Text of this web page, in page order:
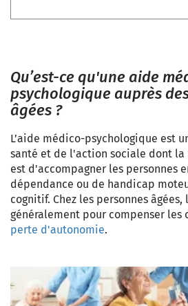
Qu’est-ce qu'une aide
psychologique auprès
âgées ?
L’aide médico-psychologique est
santé et de l'action sociale dont
est d'accompagner les personnes
dépendance ou de handicap
cognitif. Chez les personnes
généralement pour compenser les
perte d'autonomie.